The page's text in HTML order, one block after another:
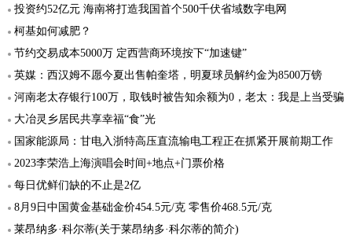
投资约52亿元 海南将打造我国首个500千伏省域数字电网
柯基如何减肥？
节约交易成本5000万 定西营商环境按下“加速键”
英媒：西汉姆不愿今夏出售帕奎塔，明夏球员解约金为8500万镑
河南老太存银行100万，取钱时被告知余额为0，老太：我是上当受骗
大冶灵乡居民共享幸福“食”光
国家能源局：甘电入浙特高压直流输电工程正在抓紧开展前期工作
2023李荣浩上海演唱会时间+地点+门票价格
每日优鲜们缺的不止是2亿
8月9日中国黄金基础金价454.5元/克 零售价468.5元/克
莱昂纳多·科尔蒂(关于莱昂纳多·科尔蒂的简介)